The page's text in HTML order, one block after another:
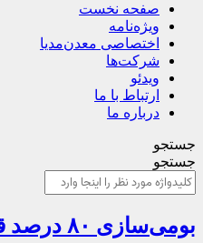
صفحه نخست
ویژه‌نامه
اختصاصی معدن‌مدیا
شرکت‌ها
ویدئو
ارتباط با ما
درباره ما
جستجو
جستجو
بومی‌سازی ۸۰ درصد قطعات و تجهیزات ذوب‌آهن اصفهان